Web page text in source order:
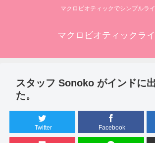
マクロビオティックでシンプルラ
マクロビオティックラ
スタッフ Sonoko がインドに
た。
Twitter Facebook